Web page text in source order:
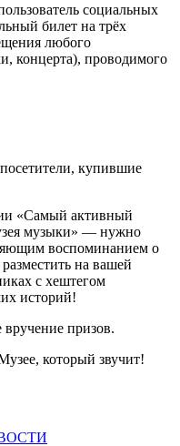
социальных
билет на трёх
любого
концерта), проводимого
купившие
«Самый активный
музыки» — нужно
воспоминанием о
на вашей
с хештегом
историй!
призов.
который звучит!